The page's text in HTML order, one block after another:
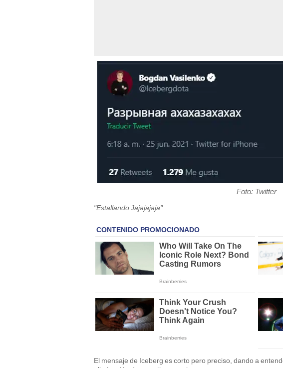
Foto: Twitter
"Estallando Jajajajaja"
El mensaje de Iceberg es corto pero preciso, dando a